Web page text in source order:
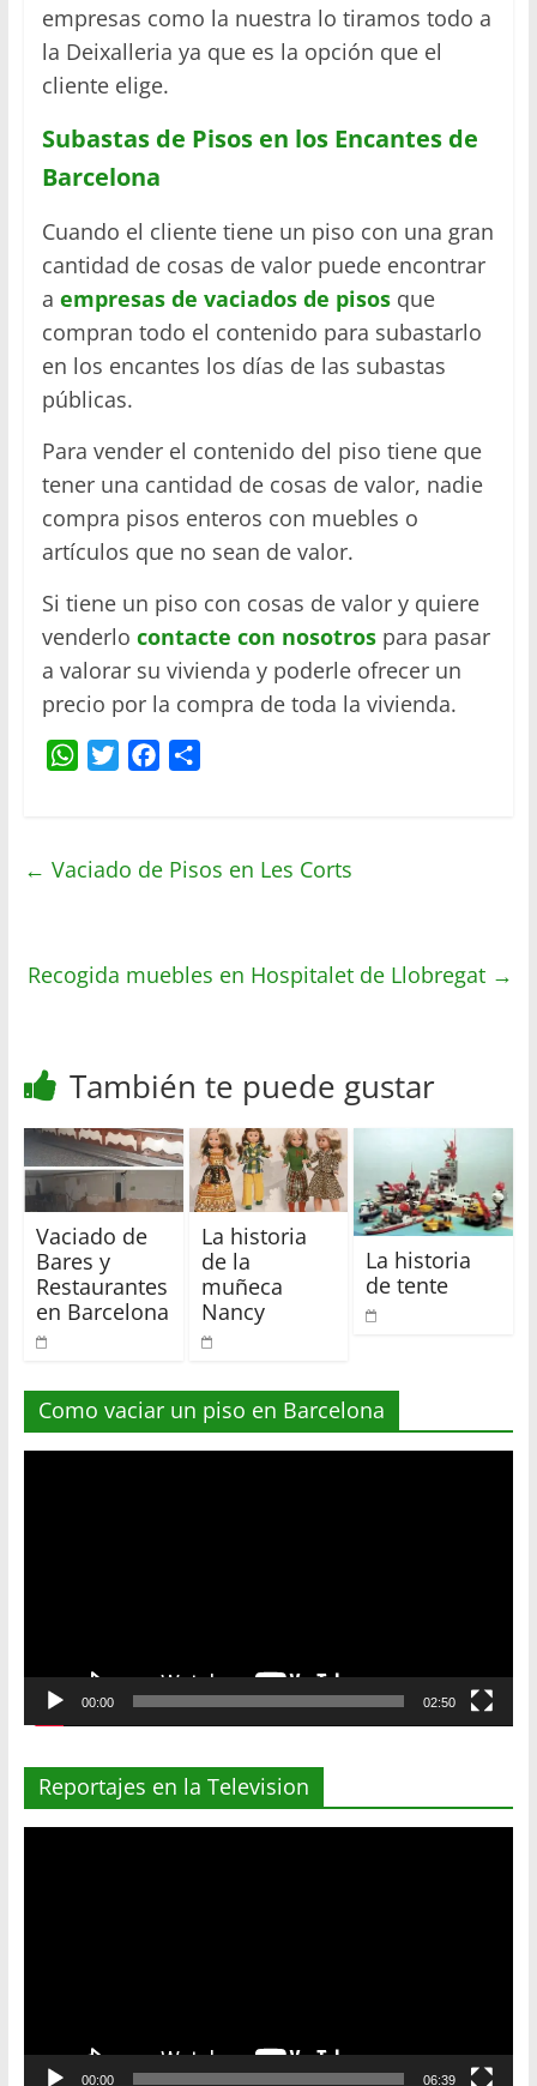
empresas como la nuestra lo tiramos todo a
la Deixalleria ya que es la opción que el
cliente elige.
Subastas de Pisos en los Encantes de
Barcelona
Cuando el cliente tiene un piso con una gran
cantidad de cosas de valor puede encontrar
a empresas de vaciados de pisosque
compran todo el contenido para subastarlo
en los encantes los días de las subastas
públicas.
Para vender el contenido del piso tiene que
tener una cantidad de cosas de valor, nadie
compra pisos enteros con muebles o
artículos que no sean de valor.
Si tiene un piso con cosas de valor y quiere
venderlo contacte con nosotrospara pasar
a valorar su vivienda y poderle ofrecer un
precio por la compra de toda la vivienda.
W
s
p
t
b
k
a
i
← Vaciado de Pisos en Les Corts
Recogida muebles en Hospitalet de Llobregat →
También te puede gustar
Vaciado de
Bares y
Restaurantes
en Barcelona
La historia
de la
muñeca
Nancy
La historia
de tente
Como vaciar un piso en Barcelona
00:00 02:50
Reportajes en la Television
00:00 06:39